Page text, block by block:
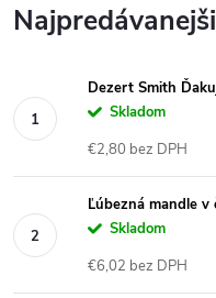
Dezert Smith
Skladom
€2,80 bez DPH
Ľúbezná mandle v
Skladom
€6,02 bez DPH